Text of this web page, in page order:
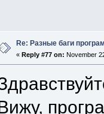
Re: Разные баги
« Reply #77 on: November